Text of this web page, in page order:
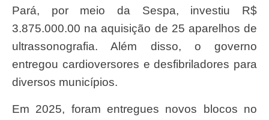
Pará, por meio da Sespa, investiu R$
3.875.000.00 na aquisição de 25 aparelhos de
ultrassonografia. Além disso, o governo
entregou cardioversores e desfibriladores para
diversos municípios.
Em 2025, foram entregues novos blocos no